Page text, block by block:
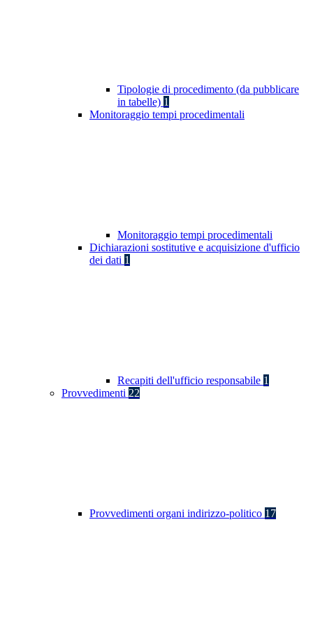
Tipologie di procedimento (da pubblicare
in tabelle) 1
Monitoraggio tempi procedimentali
Monitoraggio tempi procedimentali
Dichiarazioni sostitutive e acquisizione d'ufficio
dei dati 1
Recapiti dell'ufficio responsabile 1
Provvedimenti 22
Provvedimenti organi indirizzo-politico 17